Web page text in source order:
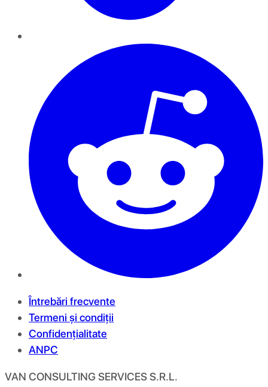
Întrebări frecvente
Termeni și condiții
Confidențialitate
ANPC
VAN CONSULTING SERVICES S.R.L.